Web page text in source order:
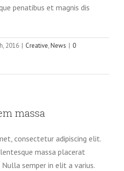
penatibus et magnis dis
2016 | Creative,News | 0
massa
consectetur adipiscing elit.
massa placerat
semper in elit a varius.